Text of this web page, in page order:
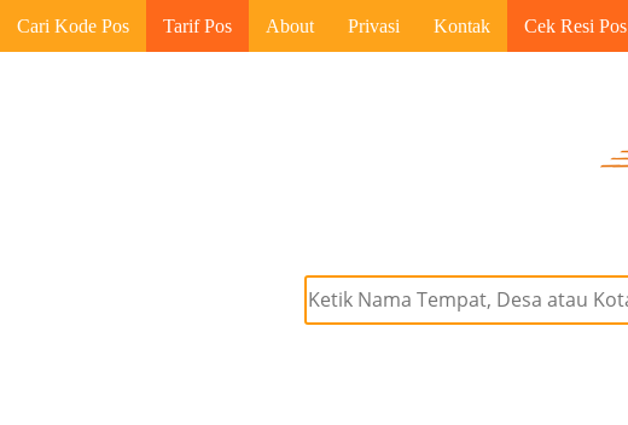
Cari Kode Pos Tarif Pos About Privasi Kontak Cek Resi Pos